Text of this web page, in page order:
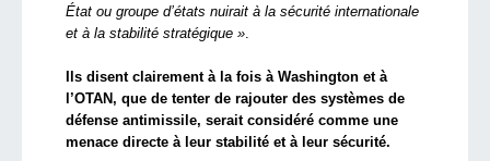
État ou groupe d’états nuirait à la sécurité internationale
et à la stabilité stratégique ».
Ils disent clairement à la fois à Washington et à
l’OTAN, que de tenter de rajouter des systèmes de
défense antimissile, serait considéré comme une
menace directe à leur stabilité et à leur sécurité.